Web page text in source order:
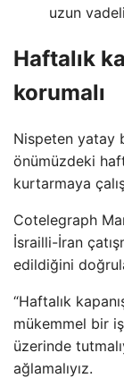
uzun
Haftalık
korumalı
Nispeten yatay
önümüzdeki
kurtarmaya
Cotelegraph
İsrailli-İran
edildiğini
“Haftalık
mükemmel bir
üzerinde
ağlamalıyız.